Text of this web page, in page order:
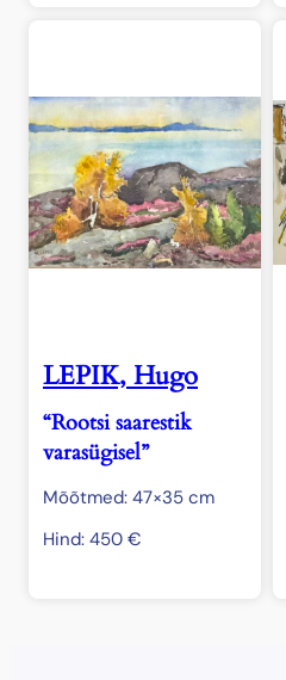
LEPIK, Hugo
“Rootsi saarestik
varasügisel”
Mõõtmed: 47×35 cm
Hind: 450 €